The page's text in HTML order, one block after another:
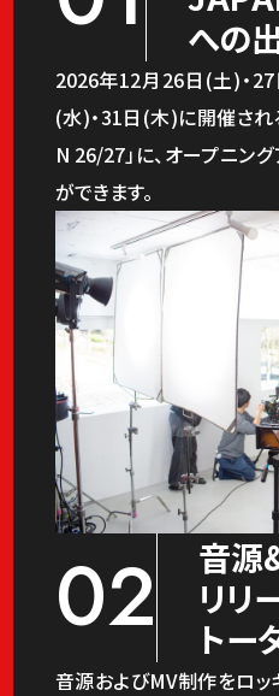
への
2026年12月26日(土)・
(水)・31日(木)に開催さ
N 26/27」に、オープニン
ができます。
02
音源
リリ
トー
音源およびMV制作をロッ